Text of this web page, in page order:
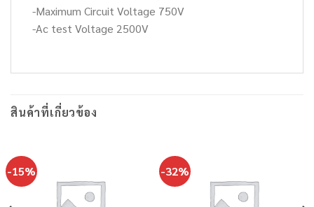
-Maximum Circuit Voltage 750V
-Ac test Voltage 2500V
สินค้าที่เกี่ยวข้อง
-15% -32%